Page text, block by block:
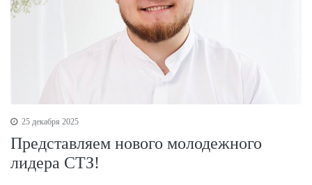
25 декабря 2025
Представляем нового молодежного
лидера СТЗ!